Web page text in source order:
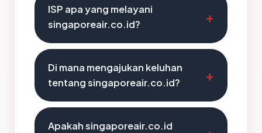
ISP apa yang melayani
singaporeair.co.id?
Di mana mengajukan keluhan
tentang singaporeair.co.id?
Apakah singaporeair.co.id